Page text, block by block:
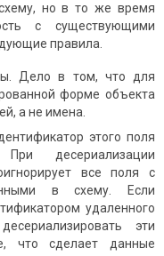
но в то же время
с существующими
правила.
Дело в том, что для
форме объекта
а не имена.
этого поля
десериализации
все поля с
в схему. Если
удаленного
эти
что сделает данные